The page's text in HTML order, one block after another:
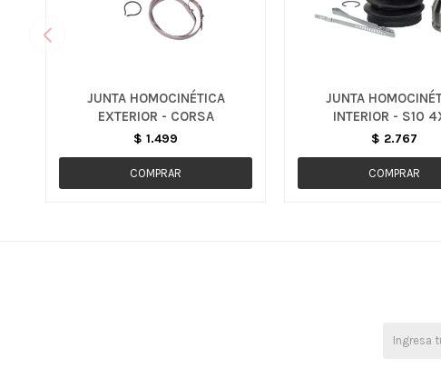
JUNTA HOMOCINÉTICA
EXTERIOR - CORSA
$ 1.499
JUNTA
INTERIOR - S10
$ 2.767